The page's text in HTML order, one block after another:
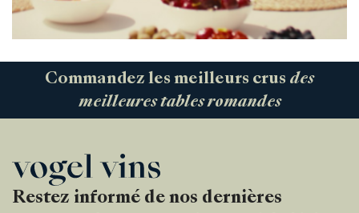
Commandez les meilleurs crus des
meilleures tables romandes
Restez informé de nos dernières